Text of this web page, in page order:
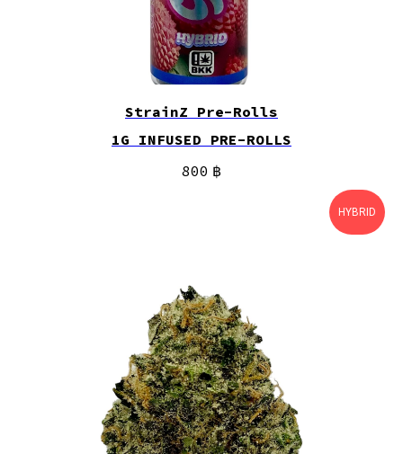
StrainZ Pre-Rolls
1G INFUSED PRE-ROLLS
800 ฿
HYBRID